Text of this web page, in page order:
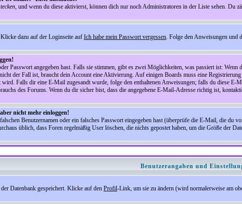
, und wenn du diese aktivierst, können dich nur noch Administratoren in der Liste sehen. Du
dazu auf der Loginseite auf Ich habe mein Passwort vergessen. Folge den Anweisungen und
Passwort angegeben hast. Falls sie stimmen, gibt es zwei Möglichkeiten, was passiert ist:
der Fall ist, braucht dein Account eine Aktivierung. Auf einigen Boards muss eine
Falls dir eine E-Mail zugesandt wurde, folge den enthaltenen Anweisungen; falls du diese
des Forums. Wenn du dir sicher bist, dass die angegebene E-Mail-Adresse richtig ist,
nicht mehr einloggen!
Benutzernamen oder ein falsches Passwort eingegeben hast (überprüfe die E-Mail, die
üblich, dass Foren regelmäßig User löschen, die nichts gepostet haben, um die Größe der
Benutzerangaben und
Datenbank gespeichert. Klicke auf den Profil-Link, um sie zu ändern (wird normalerweise am